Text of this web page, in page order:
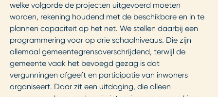
welke volgorde de projecten uitgevoerd moeten
worden, rekening houdend met de beschikbare en in te
plannen capaciteit op het net. We stellen daarbij een
programmering voor op drie schaalniveaus. Die zijn
allemaal gemeentegrensoverschrijdend, terwijl de
gemeente vaak het bevoegd gezag is dat
vergunningen afgeeft en participatie van inwoners
organiseert. Daar zit een uitdaging, die alleen